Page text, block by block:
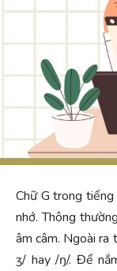
Chữ G trong
nhớ. Thông
âm câm. Ngoài
ʒ/ hay /ŋ/. Để